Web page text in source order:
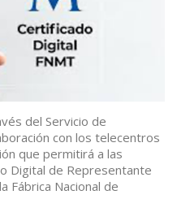
del Servicio de
con los telecentros
que permitirá a las
Digital de Representante
Fábrica Nacional de